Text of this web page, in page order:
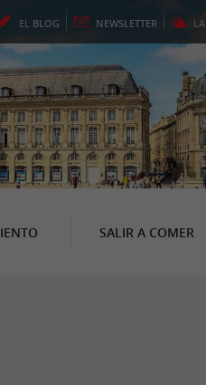
EL BLOG NEWSLETTER LA
SALIR A COMER